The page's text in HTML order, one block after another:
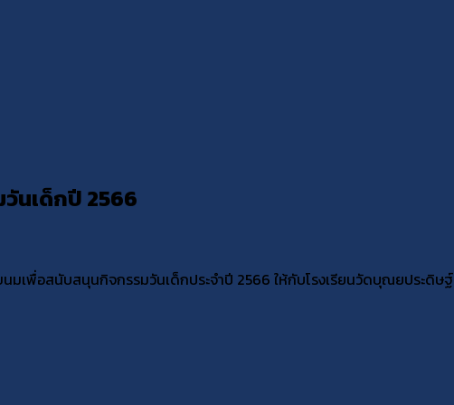
นเด็กปี 2566
มเพื่อสนับสนุนกิจกรรมวันเด็กประจำปี 2566 ให้กับโรงเรียนวัดบุณยประดิษฐ์